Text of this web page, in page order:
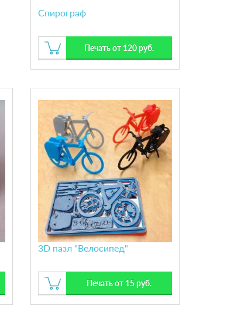
Спирограф
Печать от 120 руб.
3D пазл "Велосипед"
Печать от 15 руб.